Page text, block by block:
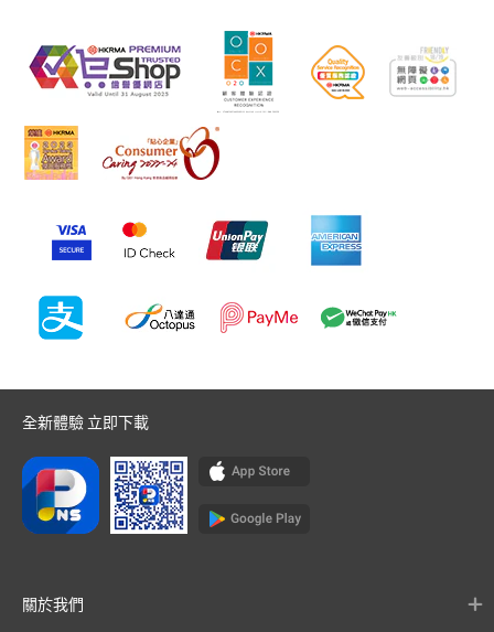
全新體驗 立即下載
關於我們